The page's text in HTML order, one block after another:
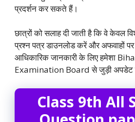
प्रदर्शन कर सकते हैं।
छात्रों को सलाह दी जाती है कि वे केवल
प्रश्न पत्र डाउनलोड करें और अफवाहों
आधिकारिक जानकारी के लिए हमेशा
Examination Board से जुड़ी अपडेट
Class 9th All